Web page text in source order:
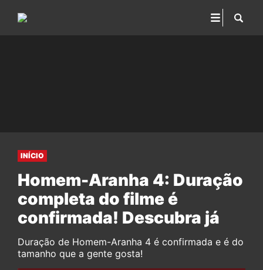
INÍCIO
Homem-Aranha 4: Duração
completa do filme é
confirmada! Descubra já
Duração de Homem-Aranha 4 é confirmada e é do
tamanho que a gente gosta!